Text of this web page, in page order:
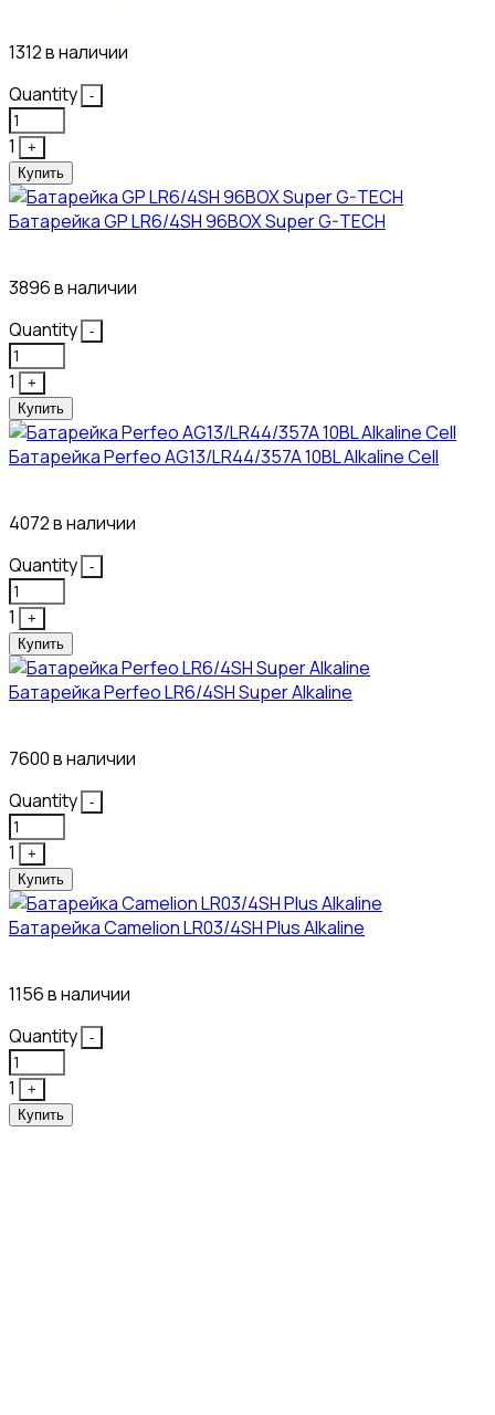
1312 в наличии
Quantity
-
1
+
Купить
Батарейка GP LR6/4SH 96BOX Super G-TECH
3896 в наличии
Quantity
-
1
+
Купить
Батарейка Perfeo AG13/LR44/357A 10BL Alkaline Cell
4072 в наличии
Quantity
-
1
+
Купить
Батарейка Perfeo LR6/4SH Super Alkaline
7600 в наличии
Quantity
-
1
+
Купить
Батарейка Camelion LR03/4SH Plus Alkaline
1156 в наличии
Quantity
-
1
+
Купить